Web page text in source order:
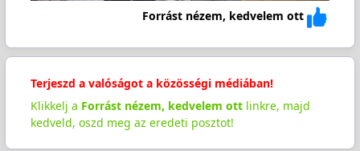
Forrást nézem, kedvelem ott
Terjeszd a valóságot a közösségi médiában!
Klikkelj a Forrást nézem, kedvelem ottlinkre, majd
kedveld, oszd meg az eredeti posztot!